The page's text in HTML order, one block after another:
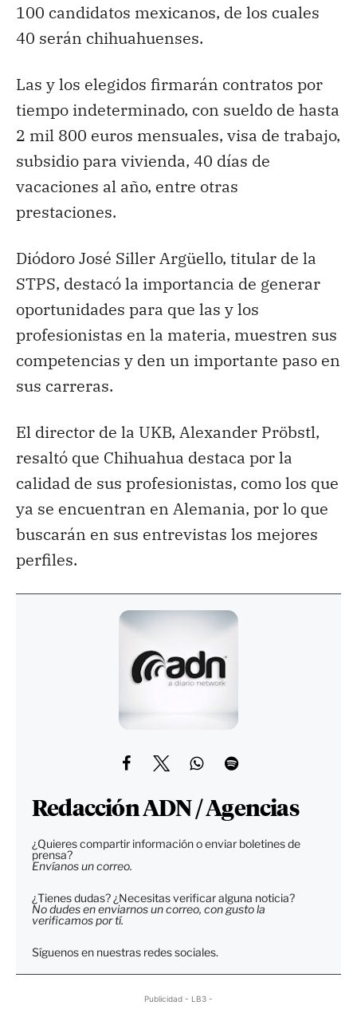
100 candidatos mexicanos, de los cuales
40 serán chihuahuenses.
Las y los elegidos firmarán contratos por
tiempo indeterminado, con sueldo de hasta
2 mil 800 euros mensuales, visa de trabajo,
subsidio para vivienda, 40 días de
vacaciones al año, entre otras
prestaciones.
Diódoro José Siller Argüello, titular de la
STPS, destacó la importancia de generar
oportunidades para que las y los
profesionistas en la materia, muestren sus
competencias y den un importante paso en
sus carreras.
El director de la UKB, Alexander Pröbstl,
resaltó que Chihuahua destaca por la
calidad de sus profesionistas, como los que
ya se encuentran en Alemania, por lo que
buscarán en sus entrevistas los mejores
perfiles.
Redacción ADN / Agencias
¿Quieres compartir información o enviar boletines de
prensa?
Envíanos un correo.
¿Tienes dudas? ¿Necesitas verificar alguna noticia?
No dudes en enviarnos un correo, con gusto la
verificamos por tí.
Síguenos en nuestras redes sociales.
Publicidad - LB3 -